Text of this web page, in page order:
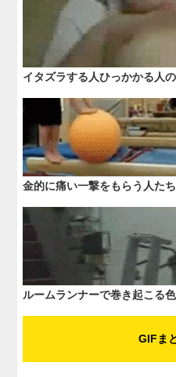
イタズラする人ひっかかる人
金的に痛い一撃をもらう人た
ルームランナーで巻き起こる
GIFま